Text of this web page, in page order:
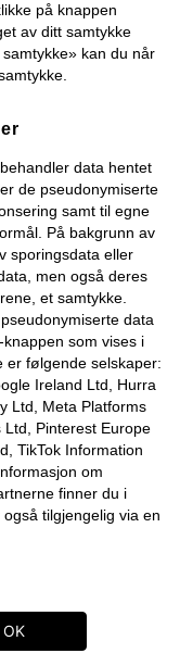
på
innstillinger
på knappen
av ditt samtykke
kan du når
data hentet
de pseudonymiserte
samt til egne
På bakgrunn av
sporingsdata eller
men også deres
et samtykke.
data
som vises i
er følgende selskaper:
Ireland Ltd, Hurra
Ltd, Meta Platforms
Pinterest Europe
TikTok Information
om
finner du i
også tilgjengelig via en
OK